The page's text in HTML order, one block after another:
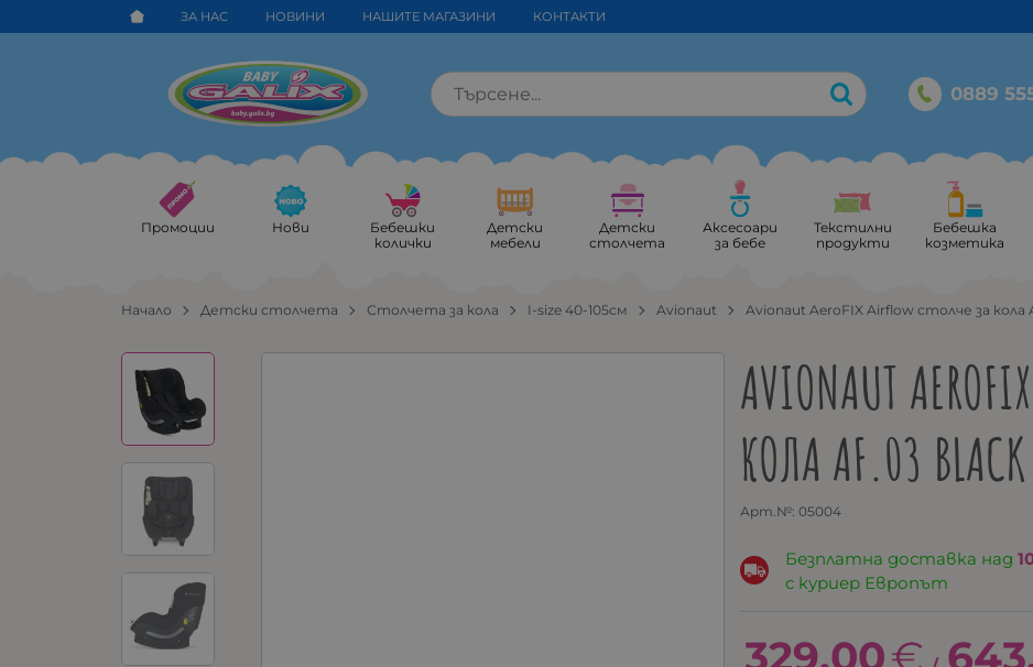
ЗА НАС НОВИНИ НАШИТЕ МАГАЗИНИ КОНТАКТИ
0889
Промоции Нови
Бебешки
колички
Детски
мебели
Детски
столчета
Аксесоари
за бебе
Текстилни
продукти
Бебешка
козметика
Начало Детски столчета Столчета за кола I-size 40-105см Avionaut Avionaut AeroFIX Airflow столче за кола
AVIONAUT
КОЛА AF.03 BLACK
Арт.№: 05004
Безплатна доставка над
с куриер Европът
329.00€